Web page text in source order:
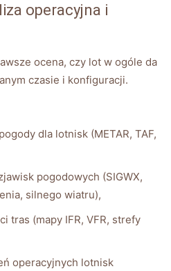
operacyjna i
ocena, czy lot w ogóle da
czasie i konfiguracji.
dla lotnisk (METAR, TAF,
pogodowych (SIGWX,
silnego wiatru),
tras (mapy IFR, VFR, strefy
operacyjnych lotnisk